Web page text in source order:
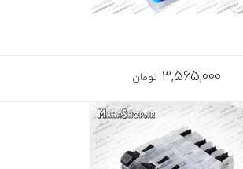
3,565,000 تومان